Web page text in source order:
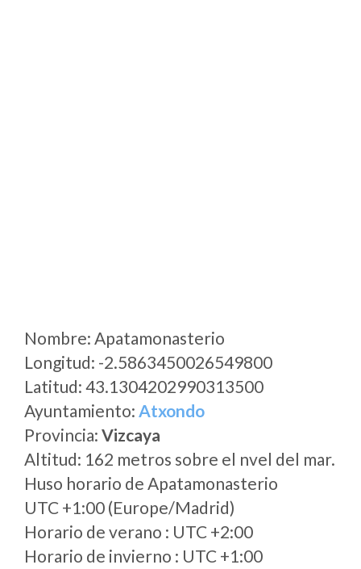
Nombre: Apatamonasterio
Longitud: -2.5863450026549800
Latitud: 43.1304202990313500
Ayuntamiento: Atxondo
Provincia: Vizcaya
Altitud: 162 metros sobre el nvel del mar.
Huso horario de Apatamonasterio
UTC +1:00 (Europe/Madrid)
Horario de verano : UTC +2:00
Horario de invierno : UTC +1:00